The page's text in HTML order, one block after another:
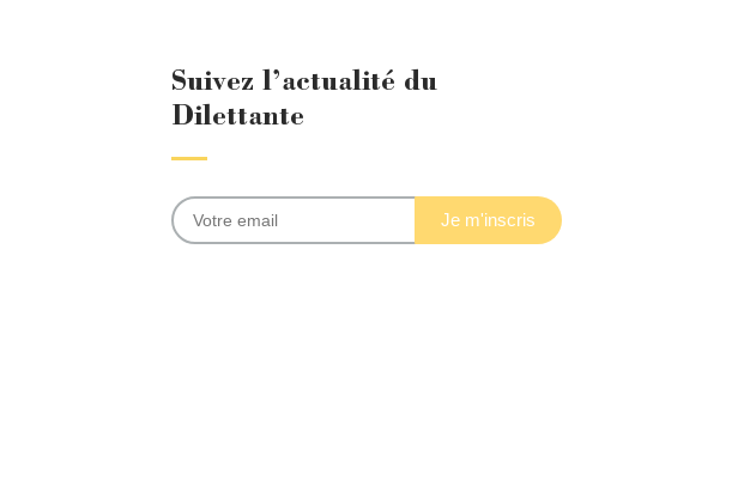
Suivez l’actualité du
Dilettante